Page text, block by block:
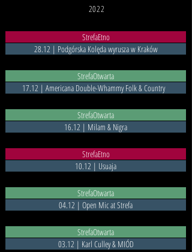
2022
StrefaEtno
28.12 | Podgórska Kolęda wyrusza w Kraków
StrefaOtwarta
17.12 | Americana Double-Whammy Folk & Country
StrefaOtwarta
16.12 | Milam & Nigra
StrefaEtno
10.12 | Usuaja
StrefaOtwarta
04.12 | Open Mic at Strefa
StrefaOtwarta
03.12 | Karl Culley & MIÓD